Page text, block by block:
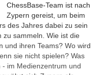
ChessBase-Team ist nach
Zypern gereist, um beim
des Jahres dabei zu sein
zu sammeln. Wie ist die
und ihren Teams? Wo wird
sie nicht spielen? Was
im Medienzentrum und